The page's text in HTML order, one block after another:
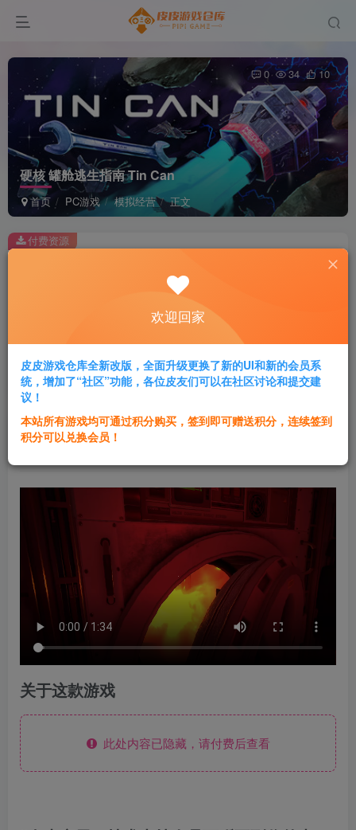
硬核 罐舱逃生指南 Tin Can
首页 PC游戏 模拟经营 正文
0 34 10
此内容为付费资源，请付费后查看
2积分
黄金会员免费 超级会员免费
登录购买
付费资源
群主1号
关于这款游戏
此处内容已隐藏，请付费后查看
欢迎回家
皮皮游戏仓库全新改版，全面升级更换了新的UI和新的会员系
统，增加了“社区”功能，各位皮友们可以在社区讨论和提交建
议！
本站所有游戏均可通过积分购买，签到即可赠送积分，连续签到
积分可以兑换会员！